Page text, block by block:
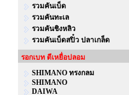
รวมคันเบ็ด
รวมคันทะเล
รวมคันชิงหลิว
รวมคันเบ็ดสปิ๋ว ปลาเกล็ด
รอกเบท ตีเหยื่อปลอม
SHIMANO ทรงกลม
SHIMANO
DAIWA